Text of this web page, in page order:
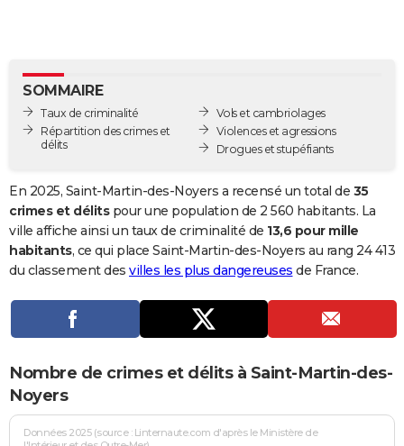
BONS PLANS
CARTE DE VOEUX
Dictionnaire
Biographies
Citations
Expressions
Proverbes
PROGRAMME TV
S'inscrire
Se connecter
Lycées
Collèges
Primaires
Universités
Entreprises
Service militaire
Avis de recherche
AVIS DE DÉCÈS
SOMMAIRE
Taux de criminalité
Répartition des crimes et
délits
Vols et cambriolages
Violences et agressions
Drogues et stupéfiants
En 2025, Saint-Martin-des-Noyers a recensé un total de 35
crimes et délitspour une population de 2 560 habitants. La
ville affiche ainsi un taux de criminalité de 13,6 pour mille
habitants, ce qui place Saint-Martin-des-Noyers au rang 24 413
du classement des villes les plus dangereuses de France.
Nombre de crimes et délits à Saint-Martin-des-
Noyers
Données 2025 (source : Linternaute.com d'après le Ministère de